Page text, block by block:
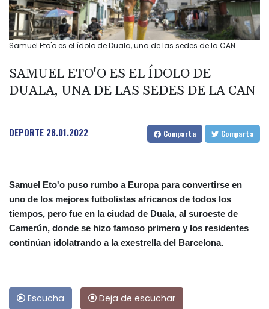
Samuel Eto'o es el ídolo de Duala, una de las sedes de la CAN
SAMUEL ETO'O ES EL ÍDOLO DE
DUALA, UNA DE LAS SEDES DE LA CAN
DEPORTE 28.01.2022 Comparta Comparta
Samuel Eto'o puso rumbo a Europa para convertirse en
uno de los mejores futbolistas africanos de todos los
tiempos, pero fue en la ciudad de Duala, al suroeste de
Camerún, donde se hizo famoso primero y los residentes
continúan idolatrando a la exestrella del Barcelona.
Escucha Deja de escuchar